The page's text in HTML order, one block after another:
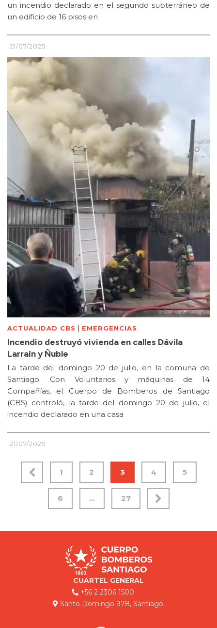
un incendio declarado en el segundo subterráneo de
un edificio de 16 pisos en
21/07/2025
ACTUALIDAD CBS | EMERGENCIAS
Incendio destruyó vivienda en calles Dávila
Larraín y Ñuble
La tarde del domingo 20 de julio, en la comuna de
Santiago. Con Voluntarios y máquinas de 14
Compañías, el Cuerpo de Bomberos de Santiago
(CBS) controló, la tarde del domingo 20 de julio, el
incendio declarado en una casa
21/07/2025
1 2 3 4 5
6 … 27
CUARTEL GENERAL
+56 2 2306 1500
Santo Domingo 978, Santiago.